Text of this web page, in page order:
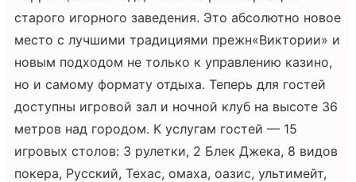
старого игорного заведения. Это абсолютно новое
место с лучшими традициями прежн«Виктории» и
новым подходом не только к управлению казино,
но и самому формату отдыха. Теперь для гостей
доступны игровой зал и ночной клуб на высоте 36
метров над городом. К услугам гостей — 15
игровых столов: 3 рулетки, 2 Блек Джека, 8 видов
покера, Русский, Техас, омаха, оазис, ультимейт,